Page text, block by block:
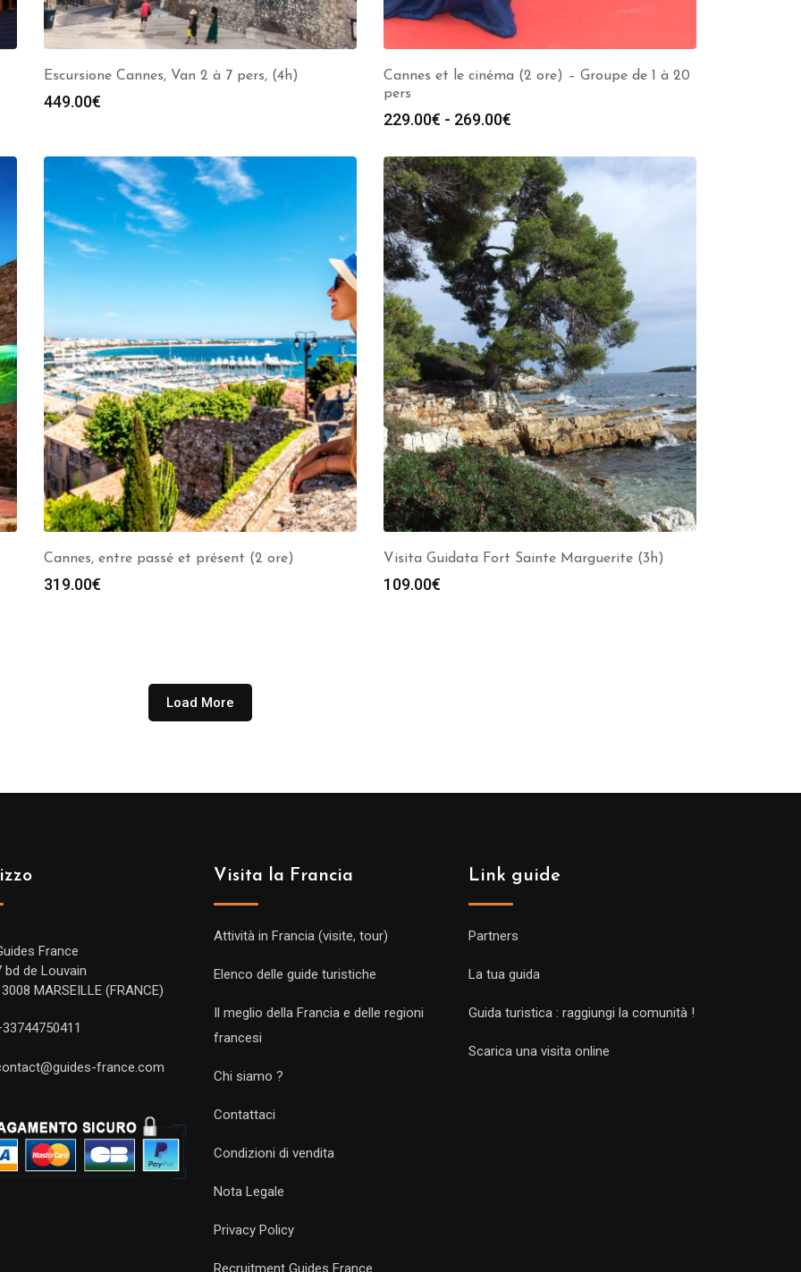
Escursione Cannes, Van 2 à 7 pers, (4h)
449.00€
Cannes et le cinéma (2 ore) – Groupe de 1 à 20
pers
229.00€ - 269.00€
prezzo:
da
229.00€
a
269.00€
Cannes, entre passé et présent (2 ore)
319.00€
Visita Guidata Fort Sainte Marguerite (3h)
109.00€
Load More
France
bd de Louvain
MARSEILLE (FRANCE)
france.com
Visita la Francia
Attività in Francia (visite, tour)
Elenco delle guide turistiche
Il meglio della Francia e delle regioni
francesi
Chi siamo ?
Contattaci
Condizioni di vendita
Nota Legale
Privacy Policy
Recruitment Guides France
Link guide
Partners
La tua guida
Guida turistica : raggiungi la comunità !
Scarica una visita online